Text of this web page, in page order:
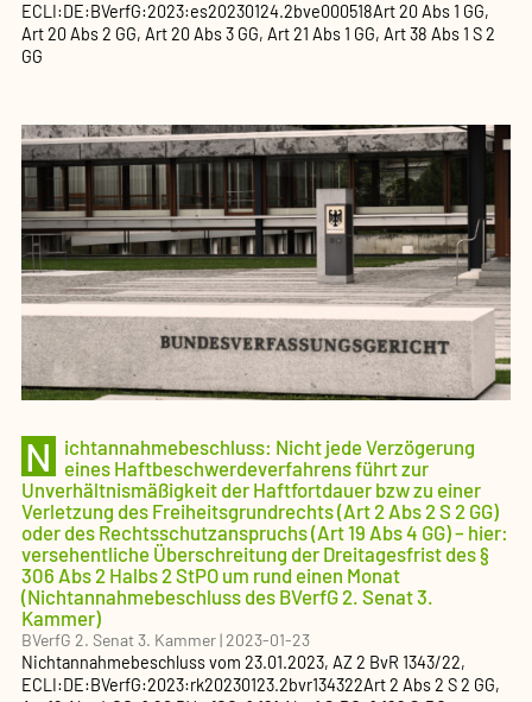
ECLI:DE:BVerfG:2023:es20230124.2bve000518Art 20 Abs 1 GG,
Art 20 Abs 2 GG, Art 20 Abs 3 GG, Art 21 Abs 1 GG, Art 38 Abs 1 S 2
GG
N
ichtannahmebeschluss: Nicht jede Verzögerung
eines Haftbeschwerdeverfahrens führt zur
Unverhältnismäßigkeit der Haftfortdauer bzw zu einer
Verletzung des Freiheitsgrundrechts (Art 2 Abs 2 S 2 GG)
oder des Rechtsschutzanspruchs (Art 19 Abs 4 GG) – hier:
versehentliche Überschreitung der Dreitagesfrist des §
306 Abs 2 Halbs 2 StPO um rund einen Monat
(Nichtannahmebeschluss des BVerfG 2. Senat 3.
Kammer)
BVerfG 2. Senat 3. Kammer|2023-01-23
Nichtannahmebeschlussvom 23.01.2023, AZ2 BvR 1343/22,
ECLI:DE:BVerfG:2023:rk20230123.2bvr134322Art 2 Abs 2 S 2 GG,